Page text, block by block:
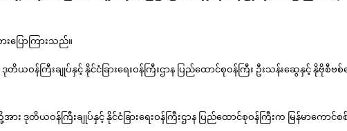
ြောကြားသည်။
ဝန်ကြီးချုပ်နှင့် နိုင်ငံခြားရေးဝန်ကြီးဌာန ပြည်ထောင်စုဝန်ကြီး ဦးသန်းဆွေနှင့် နိုဗိုစီ
ဒုတိယဝန်ကြီးချုပ်နှင့် နိုင်ငံခြားရေးဝန်ကြီးဌာန ပြည်ထောင်စုဝန်ကြီးက မြန်မာကေ